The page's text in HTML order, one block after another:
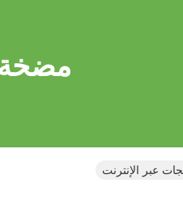
عبر الإنترنت